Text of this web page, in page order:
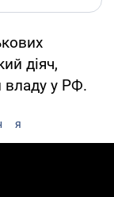
діяч,
владу у РФ.